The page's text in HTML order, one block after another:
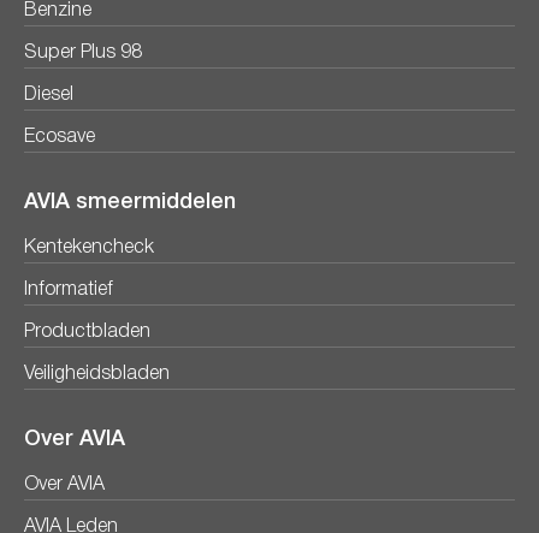
Benzine
Super Plus 98
Diesel
Ecosave
AVIA smeermiddelen
Kentekencheck
Informatief
Productbladen
Veiligheidsbladen
Over AVIA
Over AVIA
AVIA Leden